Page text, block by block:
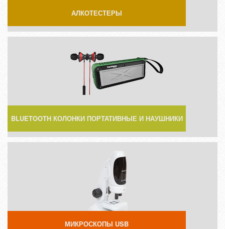
АЛКОТЕСТЕРЫ
BLUETOOTH КОЛОНКИ ПОРТАТИВНЫЕ И НАУШНИКИ
МИКРОСКОПЫ USB